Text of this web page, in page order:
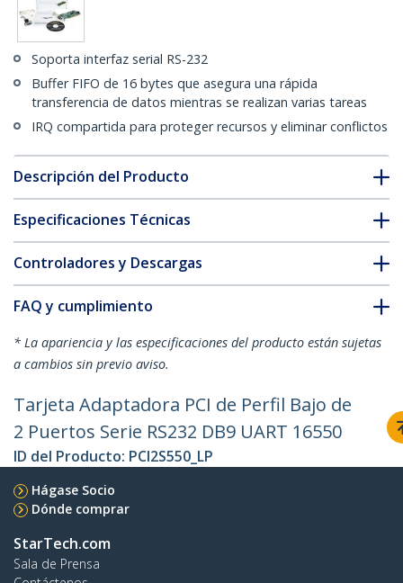
Soporta interfaz serial RS-232
Buffer FIFO de 16 bytes que asegura una rápida
transferencia de datos mientras se realizan varias tareas
IRQ compartida para proteger recursos y eliminar conflictos
Descripción del Producto
Especificaciones Técnicas
Controladores y Descargas
FAQ y cumplimiento
* La apariencia y las especificaciones del producto están sujetas
a cambios sin previo aviso.
Tarjeta Adaptadora PCI de Perfil Bajo de
2 Puertos Serie RS232 DB9 UART 16550
ID del Producto: PCI2S550_LP
Hágase Socio
Dónde comprar
StarTech.com
Sala de Prensa